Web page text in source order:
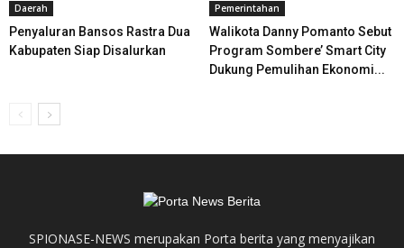
Daerah
Penyaluran Bansos Rastra Dua
Kabupaten Siap Disalurkan
Pemerintahan
Walikota Danny Pomanto Sebut
Program Sombere’ Smart City
Dukung Pemulihan Ekonomi...
SPIONASE-NEWS merupakan Porta berita yang menyajikan